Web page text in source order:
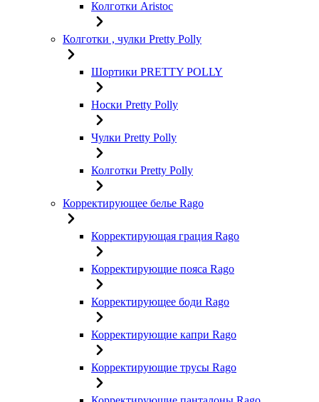
Колготки Aristoc
Колготки , чулки Pretty Polly
Шортики PRETTY POLLY
Носки Pretty Polly
Чулки Pretty Polly
Колготки Pretty Polly
Корректирующее белье Rago
Корректирующая грация Rago
Корректирующие пояса Rago
Корректирующее боди Rago
Корректирующие капри Rago
Корректирующие трусы Rago